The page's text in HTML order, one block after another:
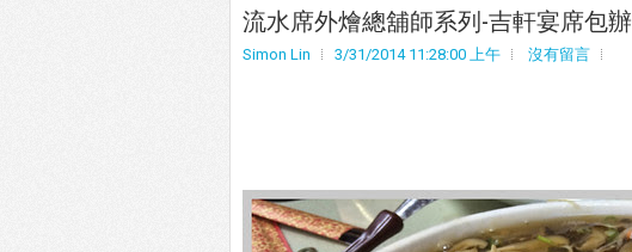
流水席外燴總舖師系列-吉軒宴席包辦
Simon Lin 3/31/2014 11:28:00 上午 沒有留言